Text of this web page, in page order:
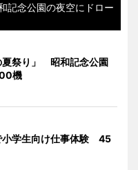
記念公園の夜空にドロー
夏祭り」 昭和記念公園
機
小学生向け仕事体験 45